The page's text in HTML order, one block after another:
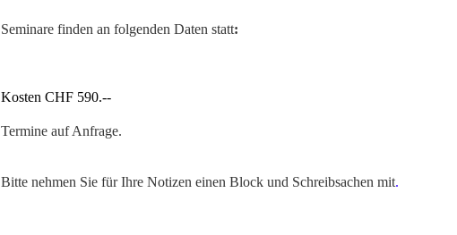
Seminare finden an folgenden Daten statt:
Kosten CHF 590.--
Termine auf Anfrage.
Bitte nehmen Sie für Ihre Notizen einen Block und Schreibsachen mit.